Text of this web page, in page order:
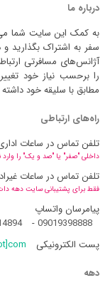
درباره ما
به کمک این سایت شما می
سفر به اشتراک بگذارید و
آژانس‌های مسافرتی
را برحسب نیاز خود
مطابق با سلیقه خود
راه‌های ارتباطی
تلفن تماس در ساعات
داخلی "صفر" یا "صد و یک" را وارد
تلفن تماس در ساعات
فقط برای پشتیبانی سایت دهه
پیامرسان واتساپ
09019398888
-
پست الکترونیکی
دهه